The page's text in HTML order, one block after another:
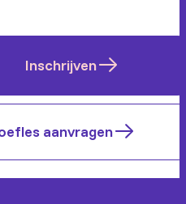
Inschrijven
aanvragen